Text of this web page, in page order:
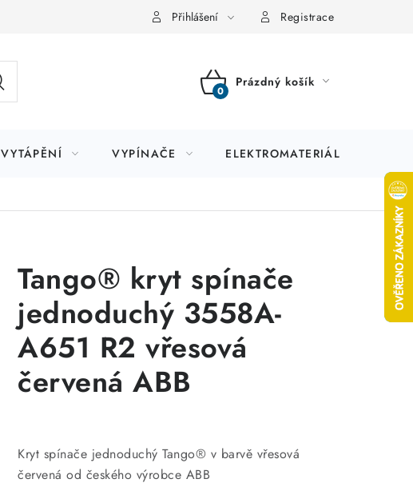
Přihlášení Registrace
NÁKUPNÍ
Prázdný košík
VYTÁPĚNÍ VYPÍNAČE ELEKTROMATERIÁL
Tango® kryt spínače
jednoduchý 3558A-
A651 R2 vřesová
červená ABB
Kryt spínače jednoduchý Tango® v barvě vřesová
červená od českého výrobce ABB